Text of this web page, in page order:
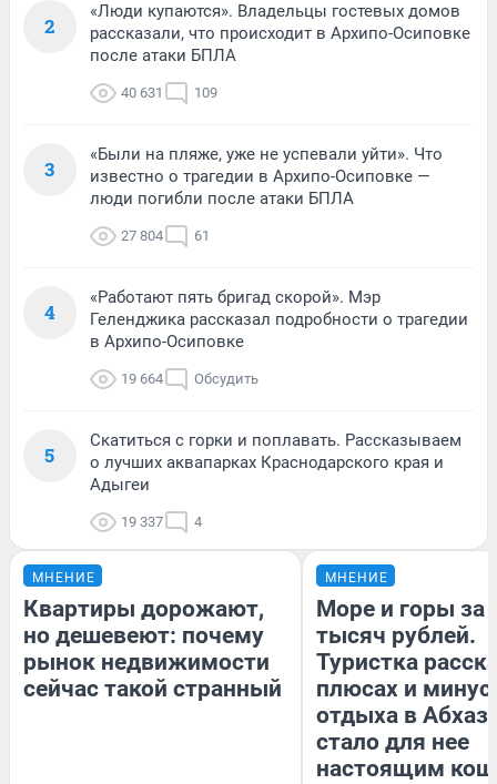
2
«Люди купаются». Владельцы гостевых домов
рассказали, что происходит в Архипо-Осиповке
после атаки БПЛА
40 631 109
3
«Были на пляже, уже не успевали уйти». Что
известно о трагедии в Архипо-Осиповке —
люди погибли после атаки БПЛА
27 804 61
4
«Работают пять бригад скорой». Мэр
Геленджика рассказал подробности о трагедии
в Архипо-Осиповке
19 664 Обсудить
5
Скатиться с горки и поплавать. Рассказываем
о лучших аквапарках Краснодарского края и
Адыгеи
19 337 4
МНЕНИЕ
Квартиры дорожают,
но дешевеют: почему
рынок недвижимости
сейчас такой странный
МНЕНИЕ
Море и горы за
тысяч рублей.
Туристка
плюсах и
отдыха в
стало для нее
настоящим